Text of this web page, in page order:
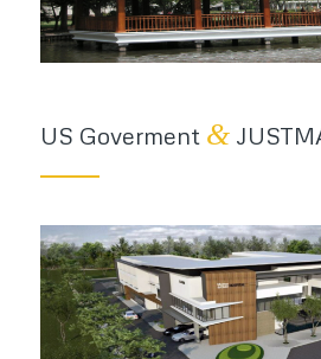
US Goverment &